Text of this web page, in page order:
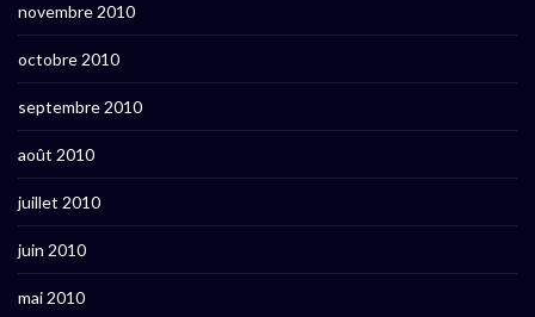
novembre 2010
octobre 2010
septembre 2010
août 2010
juillet 2010
juin 2010
mai 2010